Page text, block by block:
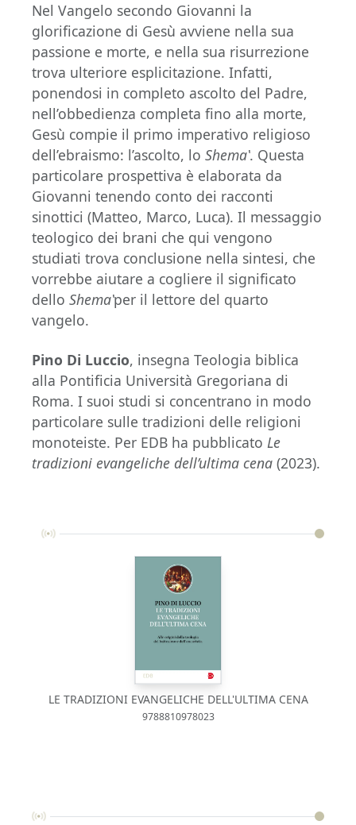
Nel Vangelo secondo Giovanni la
glorificazione di Gesù avviene nella sua
passione e morte, e nella sua risurrezione
trova ulteriore esplicitazione. Infatti,
ponendosi in completo ascolto del Padre,
nell’obbedienza completa fino alla morte,
Gesù compie il primo imperativo religioso
dell’ebraismo: l’ascolto, lo Shema‛. Questa
particolare prospettiva è elaborata da
Giovanni tenendo conto dei racconti
sinottici (Matteo, Marco, Luca). Il messaggio
teologico dei brani che qui vengono
studiati trova conclusione nella sintesi, che
vorrebbe aiutare a cogliere il significato
dello Shema‛per il lettore del quarto
vangelo.
Pino Di Luccio, insegna Teologia biblica
alla Pontificia Università Gregoriana di
Roma. I suoi studi si concentrano in modo
particolare sulle tradizioni delle religioni
monoteiste. Per EDB ha pubblicato Le
tradizioni evangeliche dell’ultima cena (2023).
LE TRADIZIONI EVANGELICHE DELL'ULTIMA CENA
9788810978023